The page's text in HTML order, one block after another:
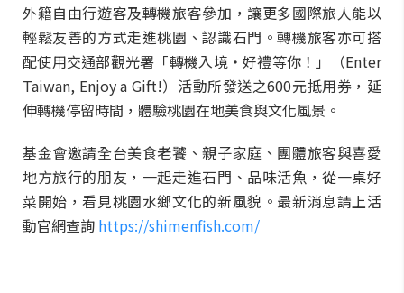
外籍自由行遊客及轉機旅客參加，讓更多國際旅人能以
輕鬆友善的方式走進桃園、認識石門。轉機旅客亦可搭
配使用交通部觀光署「轉機入境・好禮等你！」（Enter
Taiwan, Enjoy a Gift!）活動所發送之600元抵用券，延
伸轉機停留時間，體驗桃園在地美食與文化風景。
基金會邀請全台美食老饕、親子家庭、團體旅客與喜愛
地方旅行的朋友，一起走進石門、品味活魚，從一桌好
菜開始，看見桃園水鄉文化的新風貌。最新消息請上活
動官網查詢 https://shimenfish.com/